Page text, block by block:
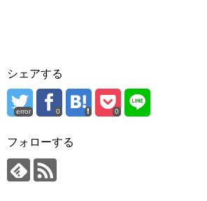
シェアする
error 0 0
フォローする